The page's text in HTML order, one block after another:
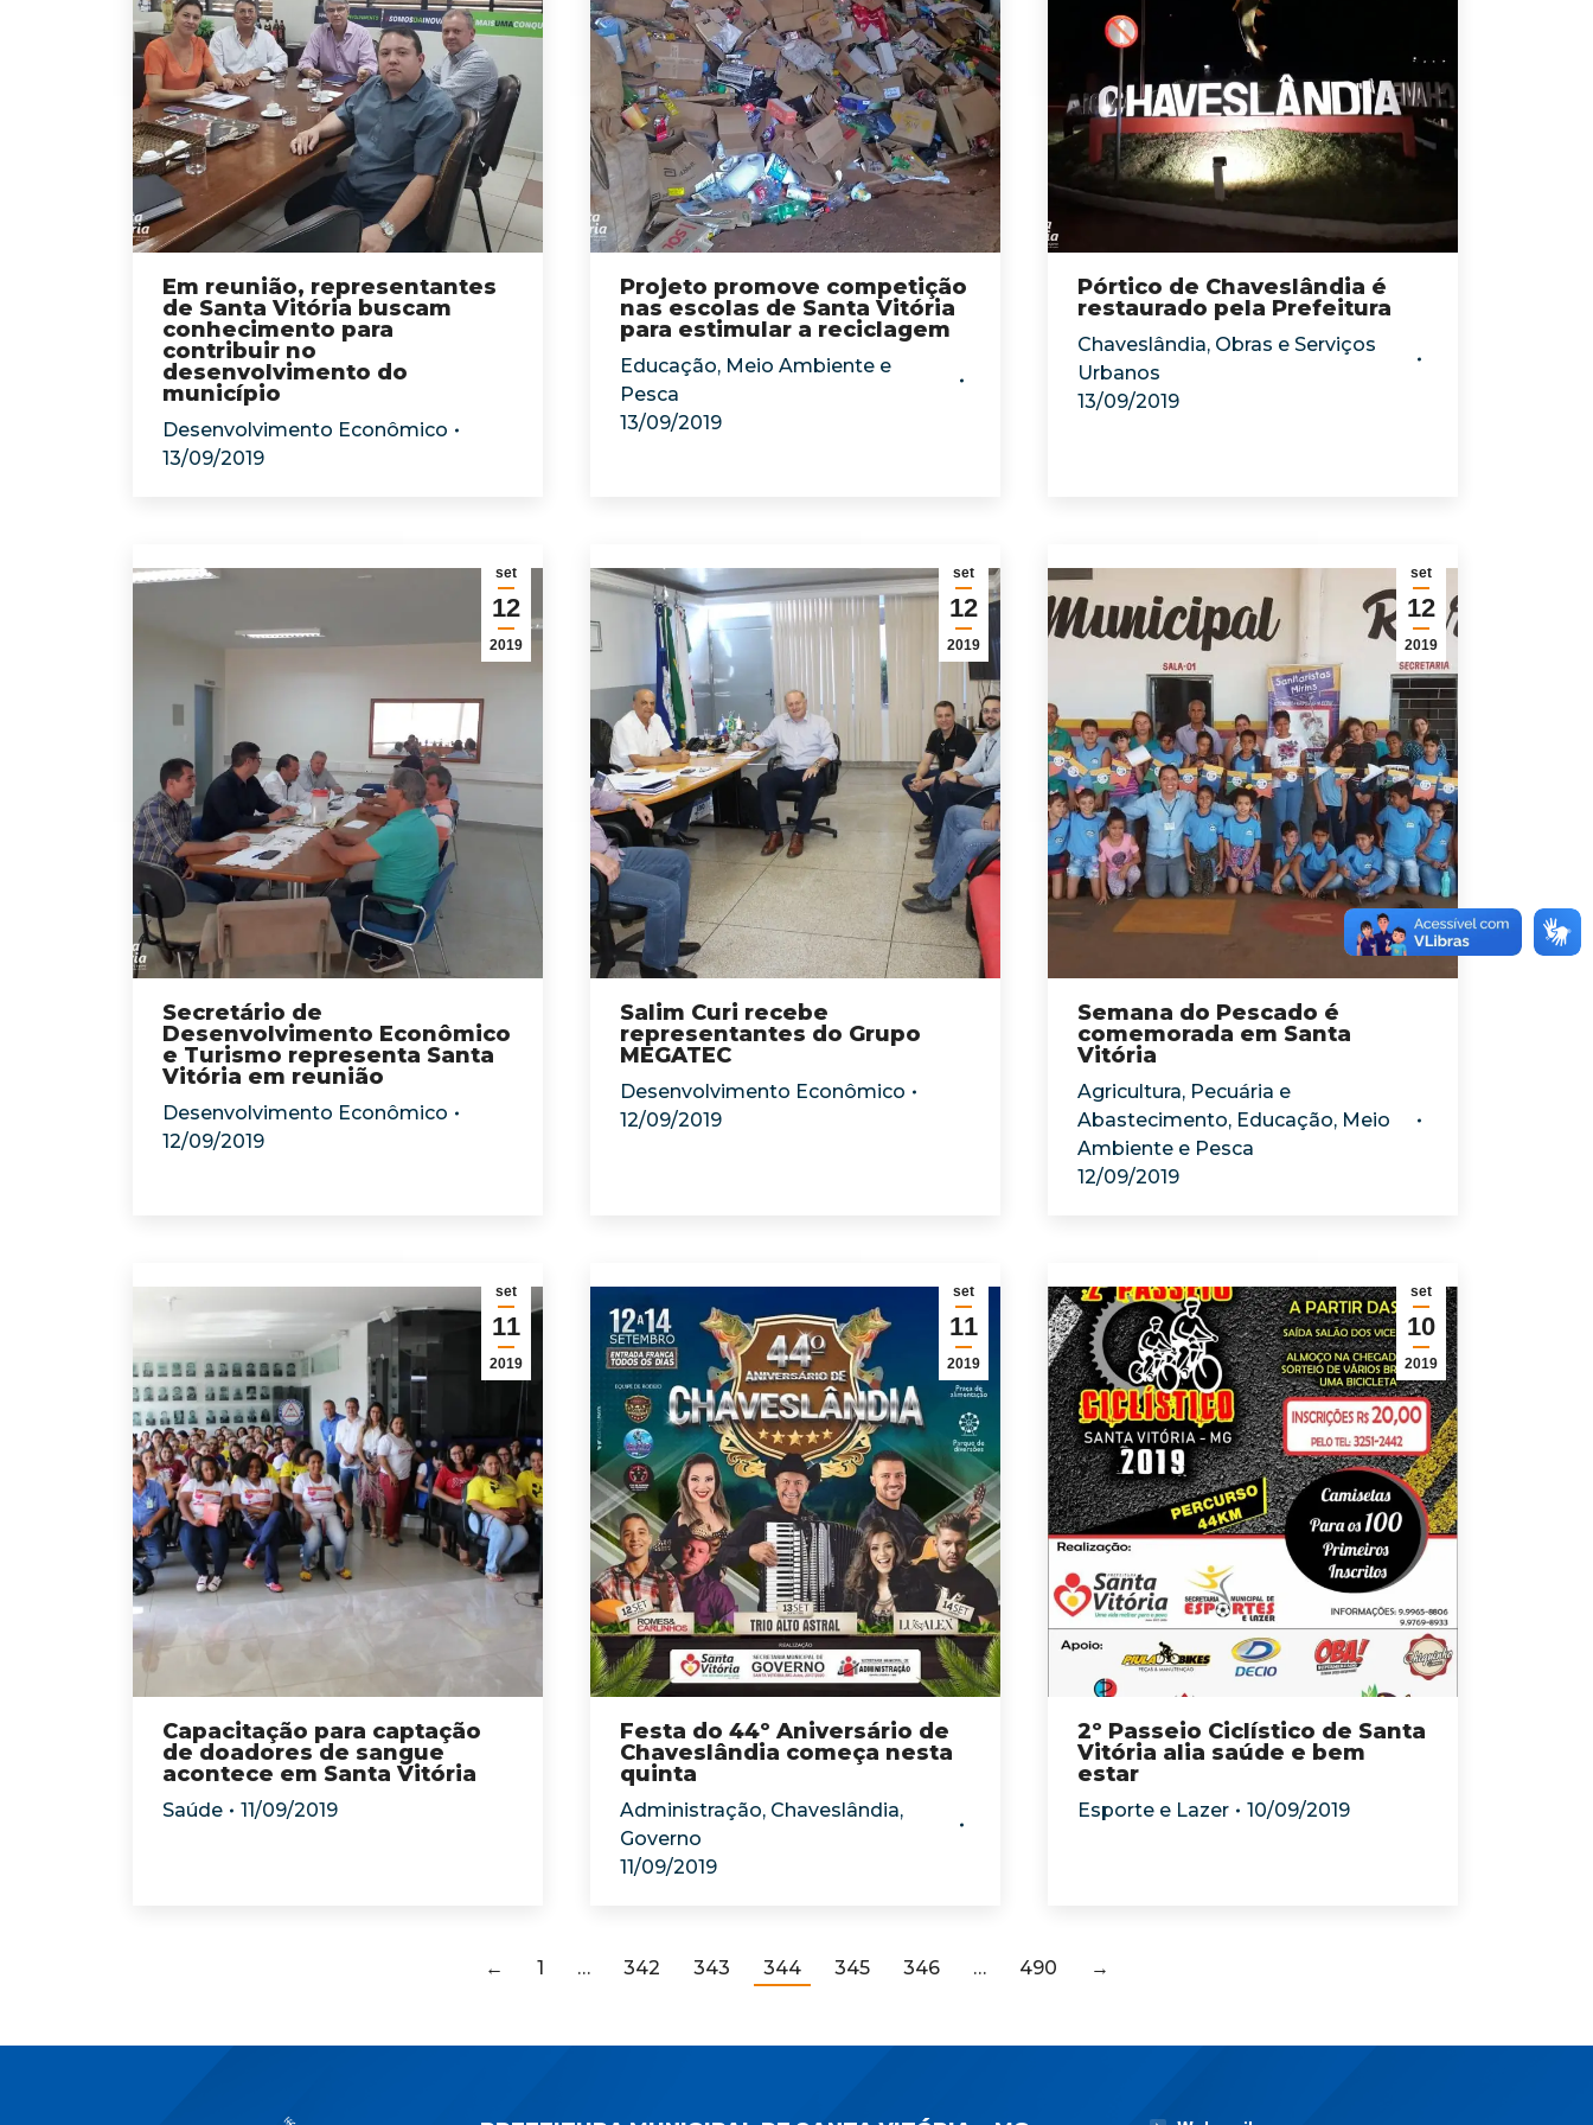
Em reunião, representantes
de Santa Vitória buscam
conhecimento para
contribuir no
desenvolvimento do
município
Desenvolvimento Econômico
13/09/2019
Projeto promove competição
nas escolas de Santa Vitória
para estimular a reciclagem
Educação, Meio Ambiente e
Pesca
13/09/2019
Pórtico de Chaveslândia é
restaurado pela Prefeitura
Chaveslândia, Obras e Serviços
Urbanos
13/09/2019
set
12
2019
Secretário de
Desenvolvimento Econômico
e Turismo representa Santa
Vitória em reunião
Desenvolvimento Econômico
12/09/2019
set
12
2019
Salim Curi recebe
representantes do Grupo
MEGATEC
Desenvolvimento Econômico
12/09/2019
set
12
2019
Semana do Pescado é
comemorada em Santa
Vitória
Agricultura, Pecuária e
Abastecimento, Educação, Meio
Ambiente e Pesca
12/09/2019
set
11
2019
Capacitação para captação
de doadores de sangue
acontece em Santa Vitória
Saúde 11/09/2019
set
11
2019
Festa do 44º Aniversário de
Chaveslândia começa nesta
quinta
Administração, Chaveslândia,
Governo
11/09/2019
set
10
2019
2º Passeio Ciclístico de Santa
Vitória alia saúde e bem
estar
Esporte e Lazer 10/09/2019
← 1 … 342 343 344 345 346 … 490 →